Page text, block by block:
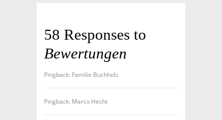
58 Responses to
Bewertungen
Pingback: Familie Buchholz
Pingback: Marco Hecht